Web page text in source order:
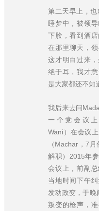
第二天早上，
睡梦中，被领
下脸，看到酒
在那里聊天，
这才明白过来
绝于耳，我才
是大家都还不知
我后来去问
一个党会议
Wani）在会议
（Machar，7
解职）2015年
会议上，前副
当地时间下午
发动政变，于晚
叛变的枪声，